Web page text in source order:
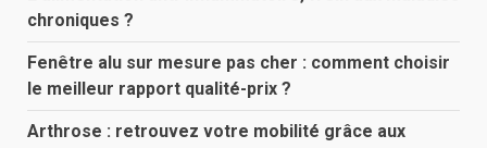
chroniques ?
Fenêtre alu sur mesure pas cher : comment choisir
le meilleur rapport qualité-prix ?
Arthrose : retrouvez votre mobilité grâce aux